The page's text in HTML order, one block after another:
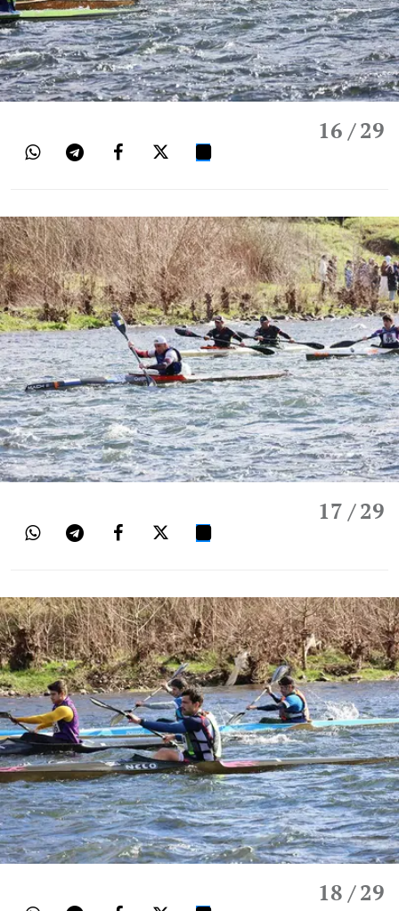
16 / 29
17/ 29
18 / 29